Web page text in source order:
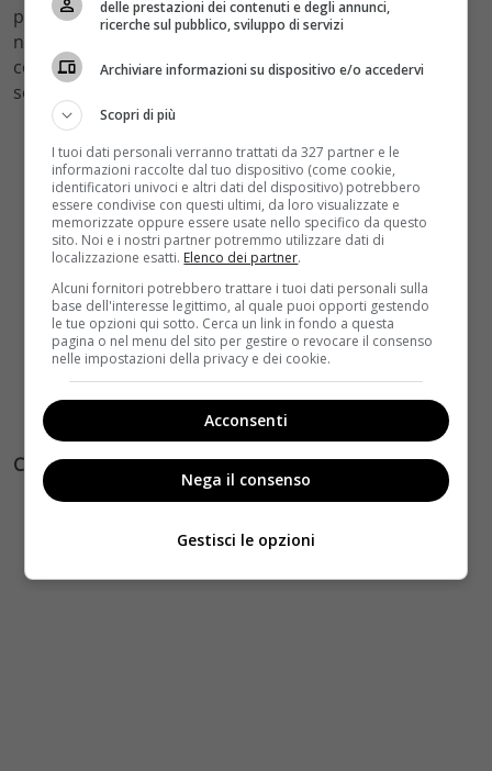
posizione. “Vita Di Pi“, tra i protagonisti della prossima
notte degli Oscar 2013, nonostante l’uscita nel 2012
continua ad attrarre pubblico, incassando questa
settimana 920.000€ e piazzandosi al sesto posto.
Cloud Atlas – Trailer Esteso Italiano Ufficiale HD
delle prestazioni dei contenuti e degli annunci,
ricerche sul pubblico, sviluppo di servizi
Archiviare informazioni su dispositivo e/o accedervi
Scopri di più
I tuoi dati personali verranno trattati da 327 partner e le
informazioni raccolte dal tuo dispositivo (come cookie,
identificatori univoci e altri dati del dispositivo) potrebbero
essere condivise con questi ultimi, da loro visualizzate e
memorizzate oppure essere usate nello specifico da questo
sito. Noi e i nostri partner potremmo utilizzare dati di
localizzazione esatti. Elenco dei partner.
Alcuni fornitori potrebbero trattare i tuoi dati personali sulla
base dell'interesse legittimo, al quale puoi opporti gestendo
le tue opzioni qui sotto. Cerca un link in fondo a questa
pagina o nel menu del sito per gestire o revocare il consenso
nelle impostazioni della privacy e dei cookie.
Acconsenti
Nega il consenso
Gestisci le opzioni